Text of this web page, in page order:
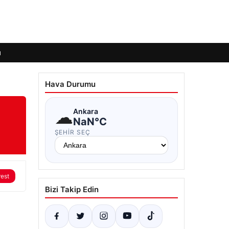
Hava Durumu
☁Ankara
NaN°C
ŞEHIR SEÇ
Bizi Takip Edin